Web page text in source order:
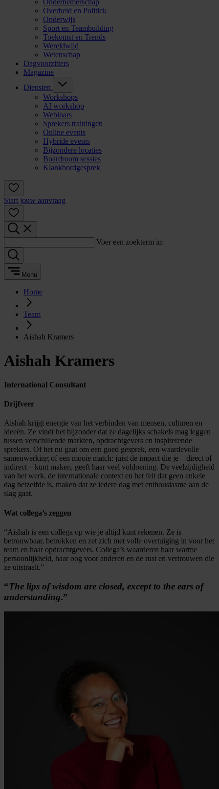
Ondernemerschap
Overheid en Politiek
Onderwijs
Sport en Teambuilding
Toekomst en Trends
Wereldwijd
Wetenschap
Dagvoorzitters
Magazine
Diensten
Workshops
AI workshop
Webinars
Sprekers trainingen
Online events
Hybride events
Bijzondere locaties
Boardroom sessies
Klankbordgesprek
Start jouw aanvraag
Voer een zoekterm in:
Menu
Home
Team
Aishah Kramers
Aishah Kramers
International Consultant
Drijfveer
Aishah krijgt energie van het verbinden van mensen, culturen en
ideeën. Ze vindt het bijzonder dat ze dagelijks schakels mag leggen
tussen verschillende markten, opdrachtgevers en inspirerende
sprekers. Of het nu gaat om een goed gesprek, een waardevolle
samenwerking of een mooie match: juist de impact die je – direct of
indirect – kunt maken, geeft haar veel voldoening. De veelzijdigheid
van het werk, de internationale context en het feit dat geen enkele
dag hetzelfde is, maken dat ze iedere dag met enthousiasme aan de
slag gaat.
Wat collega’s zeggen
“Aishah is een collega op wie je altijd kunt rekenen. Ze is
betrouwbaar, betrokken en zet zich met volle overtuiging in voor het
team en haar opdrachtgevers. Collega’s waarderen haar warme
persoonlijkheid, haar oog voor anderen en de rust en vertrouwen die
ze uitstraalt.”
“The lips of wisdom are closed, except to the ears of
understanding.”